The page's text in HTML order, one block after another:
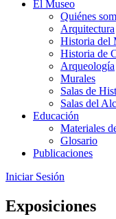
El Museo
Quiénes
Arquitectura
Historia del
Historia de
Arqueología
Murales
Salas de
Salas del
Educación
Materiales
Glosario
Publicaciones
Iniciar Sesión
Exposiciones